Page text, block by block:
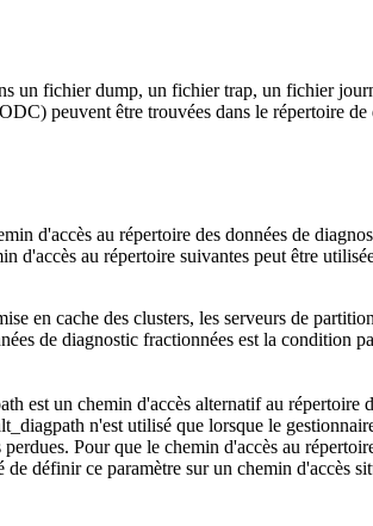
un fichier dump, un fichier trap, un fichier
peuvent être trouvées dans le répertoire
d'accès au répertoire des données de
d'accès au répertoire suivantes peut être
en cache des clusters, les serveurs de
de diagnostic fractionnées est la condition
est un chemin d'accès alternatif au répertoire
n'est utilisé que lorsque le
Pour que le chemin d'accès au
définir ce paramètre sur un chemin d'accès